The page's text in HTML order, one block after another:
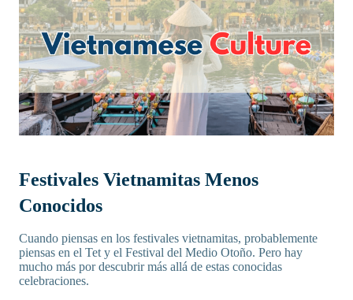
Festivales Vietnamitas Menos
Conocidos
Cuando piensas en los festivales vietnamitas, probablemente
piensas en el Tet y el Festival del Medio Otoño. Pero hay
mucho más por descubrir más allá de estas conocidas
celebraciones.